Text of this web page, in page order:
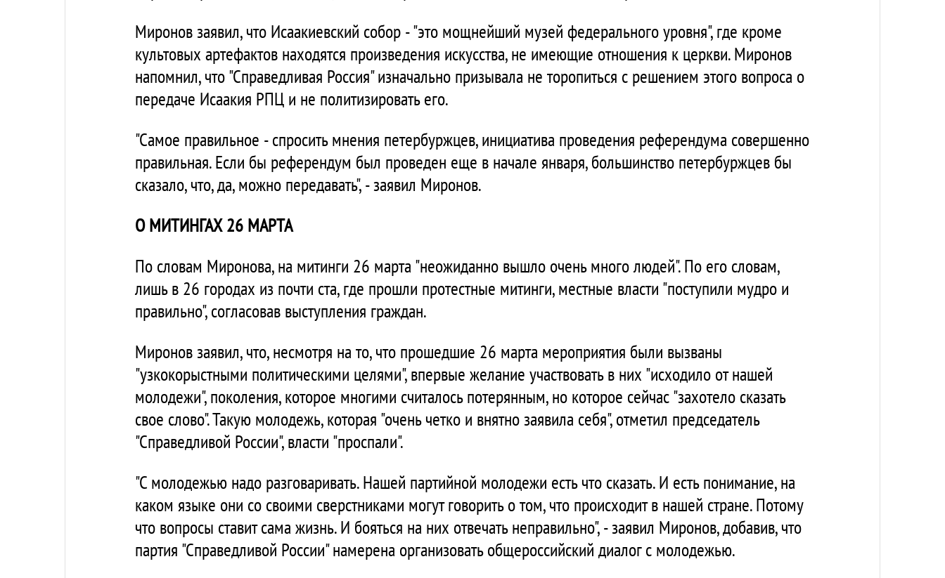
Миронов заявил, что Исаакиевский собор - "это мощнейший музей федерального уровня", где кроме
культовых артефактов находятся произведения искусства, не имеющие отношения к церкви. Миронов
напомнил, что "Справедливая Россия" изначально призывала не торопиться с решением этого вопроса о
передаче Исаакия РПЦ и не политизировать его.
"Самое правильное - спросить мнения петербуржцев, инициатива проведения референдума совершенно
правильная. Если бы референдум был проведен еще в начале января, большинство петербуржцев бы
сказало, что, да, можно передавать", - заявил Миронов.
О МИТИНГАХ 26 МАРТА
По словам Миронова, на митинги 26 марта "неожиданно вышло очень много людей". По его словам,
лишь в 26 городах из почти ста, где прошли протестные митинги, местные власти "поступили мудро и
правильно", согласовав выступления граждан.
Миронов заявил, что, несмотря на то, что прошедшие 26 марта мероприятия были вызваны
"узкокорыстными политическими целями", впервые желание участвовать в них "исходило от нашей
молодежи", поколения, которое многими считалось потерянным, но которое сейчас "захотело сказать
свое слово". Такую молодежь, которая "очень четко и внятно заявила себя", отметил председатель
"Справедливой России", власти "проспали".
"С молодежью надо разговаривать. Нашей партийной молодежи есть что сказать. И есть понимание, на
каком языке они со своими сверстниками могут говорить о том, что происходит в нашей стране. Потому
что вопросы ставит сама жизнь. И бояться на них отвечать неправильно", - заявил Миронов, добавив, что
партия "Справедливой России" намерена организовать общероссийский диалог с молодежью.